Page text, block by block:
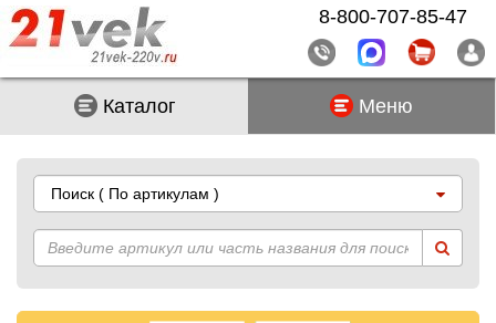
Каталог Меню
Поиск ( По артикулам )
8-800-707-85-47